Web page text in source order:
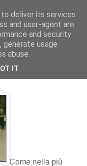
Come nella più
deliver its services
and user-agent are
and security
usage
abuse.
IT